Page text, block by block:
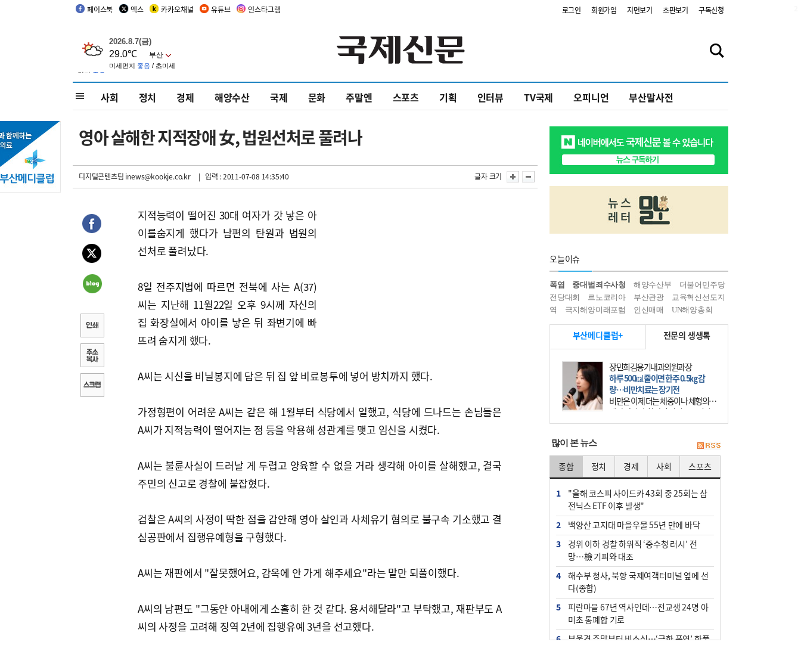
페이스북 엑스 카카오채널 유튜브 인스타그램 로그인 회원가입 지면보기 초판보기 구독신청
사회 정치 경제 해양수산 국제 문화 주말엔 스포츠 기획 인터뷰 TV국제 오피니언 부산말사전
영아 살해한 지적장애 女, 법원선처로 풀려나
디지털콘텐츠팀 inews@kookje.co.kr | 입력 : 2011-07-08 14:35:40 글자 크기
지적능력이 떨어진 30대 여자가 갓 낳은 아
이를숨지게 했다가 남편의 탄원과 법원의
선처로 풀려났다.
8일 전주지법에 따르면 전북에 사는 A(37)
씨는 지난해 11월22일 오후 9시께 자신의
집 화장실에서 아이를 낳은 뒤 좌변기에 빠
뜨려 숨지게 했다.
A씨는 시신을 비닐봉지에 담은 뒤 집 앞 비료봉투에 넣어 방치까지 했다.
가정형편이 어려운 A씨는 같은 해 1월부터 식당에서 일했고, 식당에 드나드는 손님들은
A씨가 지적능력이 떨어지는 점 등을 악용해 성관계를 맺고 임신을 시켰다.
A씨는 불륜사실이 드러날 게 두렵고 양육할 수 없을 거라 생각해 아이를 살해했고, 결국
주민의 신고로 경찰에 붙잡혔다.
검찰은 A씨의 사정이 딱한 점을 감안해 영아 살인과 사체유기 혐의로 불구속 기소했고 결
심공판에서 집행유예형을 구형했다.
A씨는 재판에서 "잘못했어요, 감옥에 안 가게 해주세요"라는 말만 되풀이했다.
A씨의 남편도 "그동안 아내에게 소홀히 한 것 같다. 용서해달라"고 부탁했고, 재판부도 A
씨의 사정을 고려해 징역 2년에 집행유예 3년을 선고했다.
오늘이슈
폭염 중대범죄수사청 해양수산부
더불어민주당
전당대회
르노코리아 부산관광
교육혁신선도지
역
극지해양미래포럼 인신매매 UN해양총회
부산메디클럽+ 전문의 생생톡
장민희김용기내과의원과장
하루 500㎉ 줄이면 한주 0.5㎏ 감
량…비만치료는 장기전
비만은 이제 더는 체중이나 체형의 문
제가 아니다. 하나의 질병으로 인지
하고 치료와 관리를 해야 한다. 세계
많이 본 뉴스
종합 정치 경제 사회 스포츠
1
"올해 코스피 사이드카 43회 중 25회는 삼
전닉스 ETF 이후 발생"
2
백양산 고지대 마을우물 55년 만에 바닥
3
경위 이하 경찰 하위직 ‘중수청 러시’ 전
망…檢 기피와 대조
4
해수부 청사, 북항 국제여객터미널 옆에 선
다(종합)
5
피란마을 67년 역사인데…전교생 24명 아
미초 통폐합 기로
6
부울경 주말부터 비소식…‘극한 폭염’ 한풀